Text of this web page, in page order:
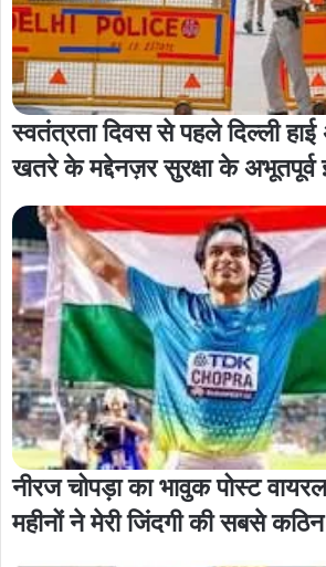
स्वतंत्रता दिवस से पहले दिल्ली
खतरे के मद्देनज़र सुरक्षा के अभूतपूर्व
नीरज चोपड़ा का भावुक पोस्ट
महीनों ने मेरी जिंदगी की सबसे कठिन